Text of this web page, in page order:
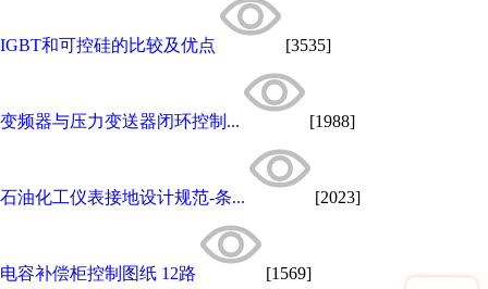
IGBT和可控硅的比较及优点 [3535]
变频器与压力变送器闭环控制... [1988]
石油化工仪表接地设计规范-条... [2023]
电容补偿柜控制图纸 12路 [1569]